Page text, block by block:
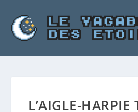
L’AIGLE-HARPIE